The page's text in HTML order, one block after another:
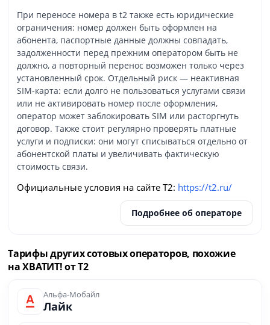
При переносе номера в t2 также есть юридические
ограничения: номер должен быть оформлен на
абонента, паспортные данные должны совпадать,
задолженности перед прежним оператором быть не
должно, а повторный перенос возможен только через
установленный срок. Отдельный риск — неактивная
SIM-карта: если долго не пользоваться услугами связи
или не активировать номер после оформления,
оператор может заблокировать SIM или расторгнуть
договор. Также стоит регулярно проверять платные
услуги и подписки: они могут списываться отдельно от
абонентской платы и увеличивать фактическую
стоимость связи.
Официальные условия на сайте Т2: https://t2.ru/
Подробнее об операторе
Тарифы других сотовых операторов, похожие
на ХВАТИТ! от Т2
Альфа-Мобайл
Лайк